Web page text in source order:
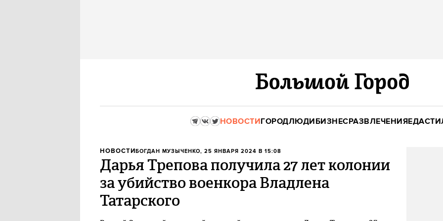
НОВОСТИГОРОДЛЮДИБИЗНЕСРАЗВЛЕЧЕНИЯЕДА
НОВОСТИБОГДАН МУЗЫЧЕНКО, 25 ЯНВАРЯ 2024 В 15:08
Дарья Трепова получила 27 лет колонии
за убийство военкора Владлена
Татарского